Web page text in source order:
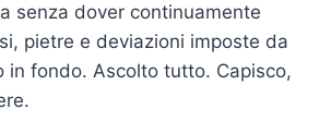
senza dover continuamente
pietre e deviazioni imposte da
in fondo. Ascolto tutto. Capisco,